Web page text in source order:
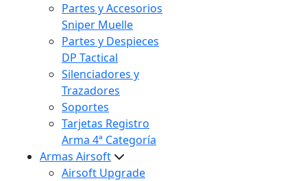
Partes y Accesorios
Sniper Muelle
Partes y Despieces
DP Tactical
Silenciadores y
Trazadores
Soportes
Tarjetas Registro
Arma 4ª Categoría
Armas Airsoft
Airsoft Upgrade